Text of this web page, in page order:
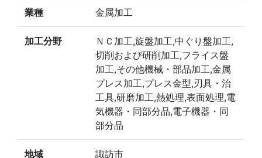
業種 金属加工
加工分野
ＮＣ加工,旋盤加工,中ぐり盤加工,
切削および研削加工,フライス盤
加工,その他機械・部品加工,金属
プレス加工,プレス金型,刃具・治
工具,研磨加工,熱処理,表面処理,電
気機器・同部分品,電子機器・同
部分品
地域 諏訪市